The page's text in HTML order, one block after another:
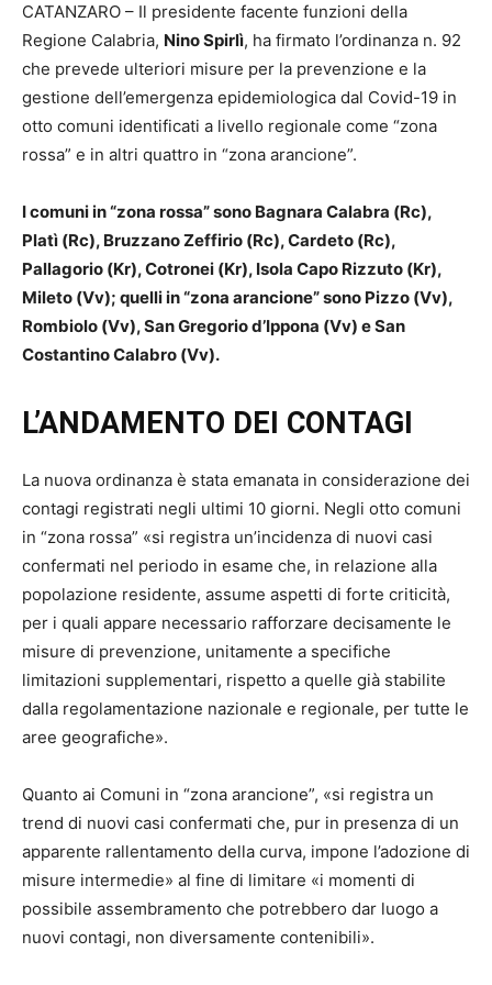
CATANZARO – Il presidente facente funzioni della
Regione Calabria, Nino Spirlì, ha firmato l’ordinanza n. 92
che prevede ulteriori misure per la prevenzione e la
gestione dell’emergenza epidemiologica dal Covid-19 in
otto comuni identificati a livello regionale come “zona
rossa” e in altri quattro in “zona arancione”.
I comuni in “zona rossa” sono Bagnara Calabra (Rc),
Platì (Rc), Bruzzano Zeffirio (Rc), Cardeto (Rc),
Pallagorio (Kr), Cotronei (Kr), Isola Capo Rizzuto (Kr),
Mileto (Vv); quelli in “zona arancione” sono Pizzo (Vv),
Rombiolo (Vv), San Gregorio d’Ippona (Vv) e San
Costantino Calabro (Vv).
L’ANDAMENTO DEI CONTAGI
La nuova ordinanza è stata emanata in considerazione dei
contagi registrati negli ultimi 10 giorni. Negli otto comuni
in “zona rossa” «si registra un’incidenza di nuovi casi
confermati nel periodo in esame che, in relazione alla
popolazione residente, assume aspetti di forte criticità,
per i quali appare necessario rafforzare decisamente le
misure di prevenzione, unitamente a specifiche
limitazioni supplementari, rispetto a quelle già stabilite
dalla regolamentazione nazionale e regionale, per tutte le
aree geografiche».
Quanto ai Comuni in “zona arancione”, «si registra un
trend di nuovi casi confermati che, pur in presenza di un
apparente rallentamento della curva, impone l’adozione di
misure intermedie» al fine di limitare «i momenti di
possibile assembramento che potrebbero dar luogo a
nuovi contagi, non diversamente contenibili».